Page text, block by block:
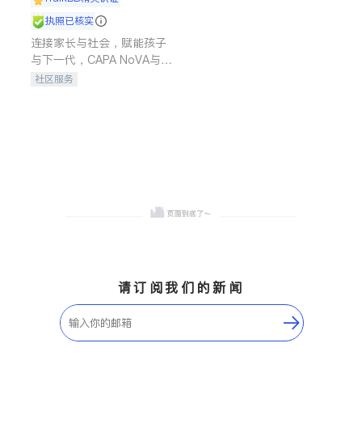
执照已核实
连接家长与社会，赋能孩子
与下一代，CAPA NoVA与您
携手建设包容、公平、充满
社区服务
请订阅我们的新闻